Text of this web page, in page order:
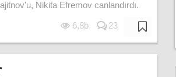
Nikita Efremov canlandırdı.
6,8b 23